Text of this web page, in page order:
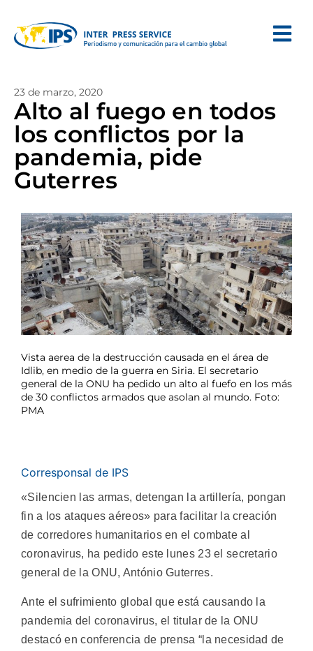
23 de marzo, 2020
Alto al fuego en todos
los conflictos por la
pandemia, pide
Guterres
Vista aerea de la destrucción causada en el área de
Idlib, en medio de la guerra en Siria. El secretario
general de la ONU ha pedido un alto al fuefo en los más
de 30 conflictos armados que asolan al mundo. Foto:
PMA
Corresponsal de IPS
«Silencien las armas, detengan la artillería, pongan
fin a los ataques aéreos» para facilitar la creación
de corredores humanitarios en el combate al
coronavirus, ha pedido este lunes 23 el secretario
general de la ONU, António Guterres.
Ante el sufrimiento global que está causando la
pandemia del coronavirus, el titular de la ONU
destacó en conferencia de prensa “la necesidad de